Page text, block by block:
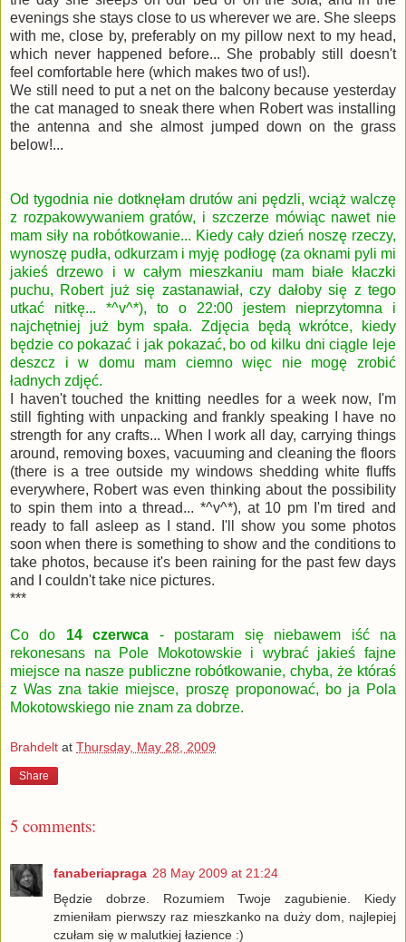
evenings she stays close to us wherever we are. She sleeps
with me, close by, preferably on my pillow next to my head,
which never happened before... She probably still doesn't
feel comfortable here (which makes two of us!).
We still need to put a net on the balcony because yesterday
the cat managed to sneak there when Robert was installing
the antenna and she almost jumped down on the grass
below!...
Od tygodnia nie dotknęłam drutów ani pędzli, wciąż walczę
z rozpakowywaniem gratów, i szczerze mówiąc nawet nie
mam siły na robótkowanie... Kiedy cały dzień noszę rzeczy,
wynoszę pudła, odkurzam i myję podłogę (za oknami pyli mi
jakieś drzewo i w całym mieszkaniu mam białe kłaczki
puchu, Robert już się zastanawiał, czy dałoby się z tego
utkać nitkę... *^v^*), to o 22:00 jestem nieprzytomna i
najchętniej już bym spała. Zdjęcia będą wkrótce, kiedy
będzie co pokazać i jak pokazać, bo od kilku dni ciągle leje
deszcz i w domu mam ciemno więc nie mogę zrobić
ładnych zdjęć.
I haven't touched the knitting needles for a week now, I'm
still fighting with unpacking and frankly speaking I have no
strength for any crafts... When I work all day, carrying things
around, removing boxes, vacuuming and cleaning the floors
(there is a tree outside my windows shedding white fluffs
everywhere, Robert was even thinking about the possibility
to spin them into a thread... *^v^*), at 10 pm I'm tired and
ready to fall asleep as I stand. I'll show you some photos
soon when there is something to show and the conditions to
take photos, because it's been raining for the past few days
and I couldn't take nice pictures.
***
Co do 14 czerwca - postaram się niebawem iść na
rekonesans na Pole Mokotowskie i wybrać jakieś fajne
miejsce na nasze publiczne robótkowanie, chyba, że któraś
z Was zna takie miejsce, proszę proponować, bo ja Pola
Mokotowskiego nie znam za dobrze.
Brahdelt at Thursday, May 28, 2009
Share
5 comments:
fanaberiapraga 28 May 2009 at 21:24
Będzie dobrze. Rozumiem Twoje zagubienie. Kiedy
zmieniłam pierwszy raz mieszkanko na duży dom, najlepiej
czułam się w malutkiej łazience :)